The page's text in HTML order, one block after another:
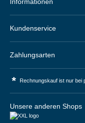
Kundenservice
Zahlungsarten
* Rechnungskauf ist nur bei
Unsere anderen Shops